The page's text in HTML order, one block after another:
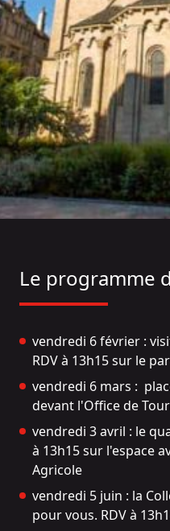
Le programme
vendredi 6 février :
RDV à 13h15 sur le
vendredi 6 mars :
devant l'Office de
vendredi 3 avril : le
à 13h15 sur l'espace
Agricole
vendredi 5 juin : la
pour vous. RDV à